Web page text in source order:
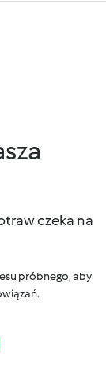
czeka na
próbnego, aby